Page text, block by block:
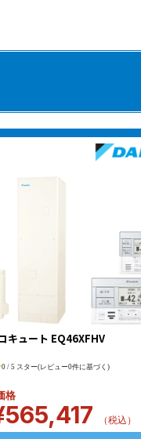
キュート EQ46XFHV
0 / 5 スター(レビュー0件に基づく)
格
565,417 （税込）